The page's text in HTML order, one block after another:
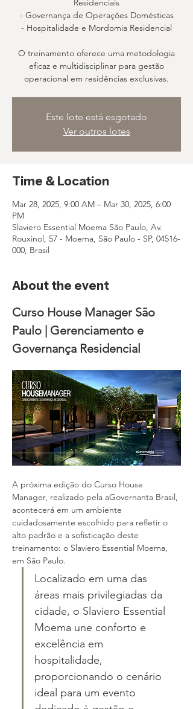
Residenciais
- Governança de Operações Domésticas
- Hospitalidade e Mordomia Residencial
O treinamento oferece uma metodologia
eficaz e multidisciplinar para gestão
operacional em residências exclusivas.
Este lote está esgotado
Ver outros lotes
Time & Location
Mar 28, 2025, 9:00 AM – Mar 30, 2025, 6:00
PM
Slaviero Essential Moema São Paulo, Av.
Rouxinol, 57 - Moema, São Paulo - SP, 04516-
000, Brasil
About the event
Curso House Manager São
Paulo | Gerenciamento e
Governança Residencial
A próxima edição do Curso House
Manager, realizado pela aGovernanta Brasil,
acontecerá em um ambiente
cuidadosamente escolhido para refletir o
alto padrão e a sofisticação deste
treinamento: o Slaviero Essential Moema,
em São Paulo.
Localizado em uma das
áreas mais privilegiadas da
cidade, o Slaviero Essential
Moema une conforto e
excelência em
hospitalidade,
proporcionando o cenário
ideal para um evento